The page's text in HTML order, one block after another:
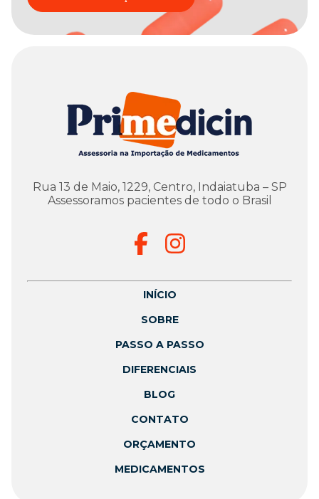
Rua 13 de Maio, 1229, Centro, Indaiatuba – SP
Assessoramos pacientes de todo o Brasil
INÍCIO
SOBRE
PASSO A PASSO
DIFERENCIAIS
BLOG
CONTATO
ORÇAMENTO
MEDICAMENTOS